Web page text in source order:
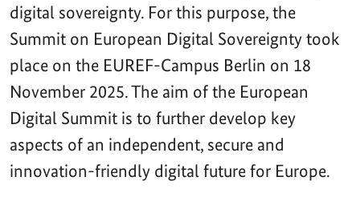
digital sovereignty. For this purpose, the
Summit on European Digital Sovereignty took
place on the EUREF-Campus Berlin on 18
November 2025. The aim of the European
Digital Summit is to further develop key
aspects of an independent, secure and
innovation-friendly digital future for Europe.